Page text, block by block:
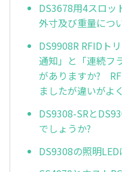
DS3678用4スロッ
外寸及び重量につ
DS9908R RFIDト
通知」と「連続フ
がありますか?
ましたが違いがよ
DS9308-SRと
でしょうか?
DS9308の照明